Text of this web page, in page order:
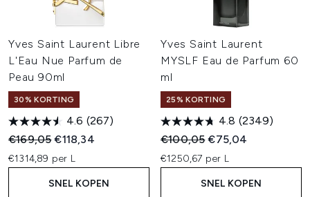
Yves Saint Laurent Libre
L'Eau Nue Parfum de
Peau 90ml
30% KORTING
4.6 (267)
Recommended Retail Price:
€169,05Huidige prijs:
€118,34
€1314,89 per L
SNEL KOPEN
Yves Saint Laurent
MYSLF Eau de Parfum 60
ml
25% KORTING
4.8 (2349)
Recommended Retail Price:
€100,05Huidige prijs:
€75,04
€1250,67 per L
SNEL KOPEN